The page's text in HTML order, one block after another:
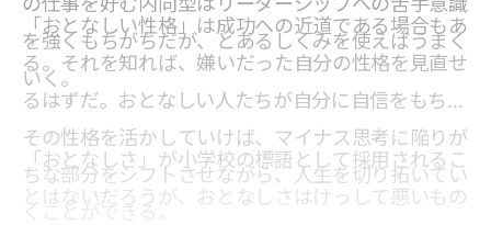
を強くもちがちだが、とあるしくみを使えばうまく
いく。
「おとなしい性格」は成功への近道である場合もあ
る。それを知れば、嫌いだった自分の性格を見直せ
るはずだ。おとなしい人たちが自分に自信をもち、
その性格を活かしていけば、マイナス思考に陥りが
ちな部分をシフトさせながら、人生を切り拓いてい
くことができる。
「おとなしさ」が小学校の標語として採用されるこ
とはないだろうが、おとなしさはけっして悪いもの